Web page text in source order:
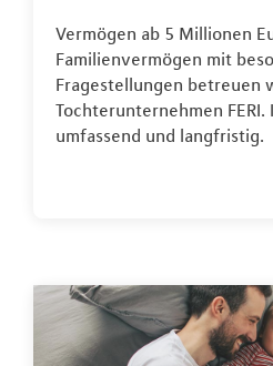
Vermögen ab 5 Millionen
Familienvermögen mit
Fragestellungen betreuen
Tochterunternehmen
umfassend und langfristig.